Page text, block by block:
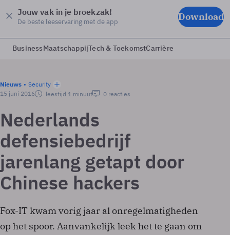
Jouw vak in je broekzak!
De beste leeservaring met de app Download
BusinessMaatschappijTech & ToekomstCarrière
Nieuws
Security
15 juni 2016
leestijd 1 minuut 0 reacties
Nederlands
defensiebedrijf
jarenlang getapt door
Chinese hackers
Fox-IT kwam vorig jaar al onregelmatigheden
op het spoor. Aanvankelijk leek het te gaan om